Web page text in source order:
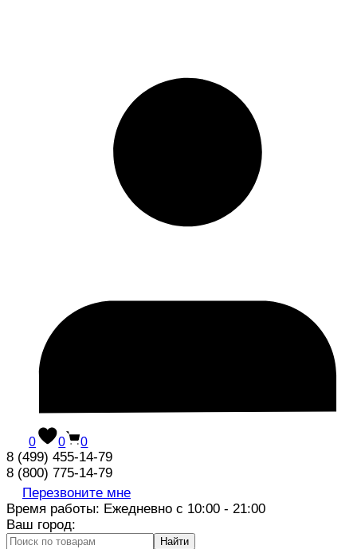
0 0 0
8 (499) 455-14-79
8 (800) 775-14-79
Перезвоните мне
Время работы: Ежедневно с 10:00 - 21:00
Ваш город:
Найти